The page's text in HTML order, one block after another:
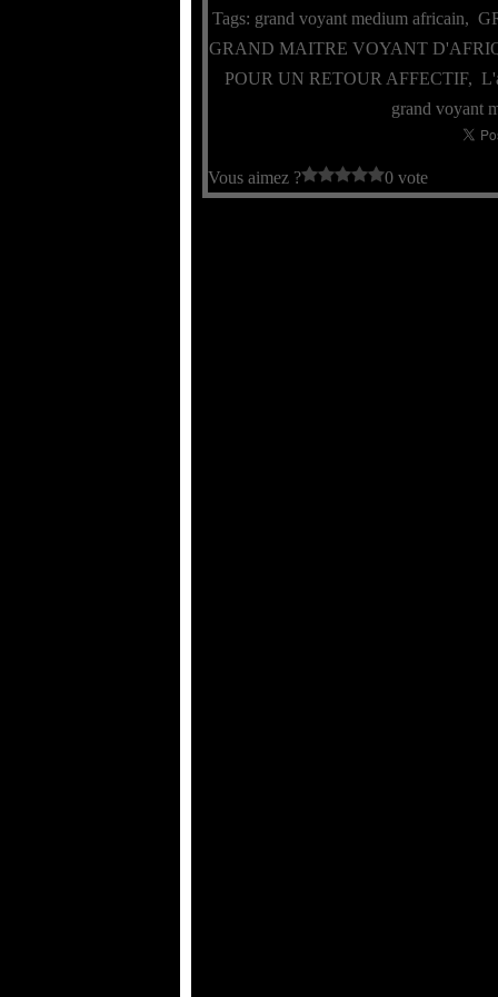
Tags: grand voyant medium africain,
GRAND MAITRE VOYANT
POUR UN RETOUR AFFECTIF,
grand voyant
Vous aimez ? 0 vote